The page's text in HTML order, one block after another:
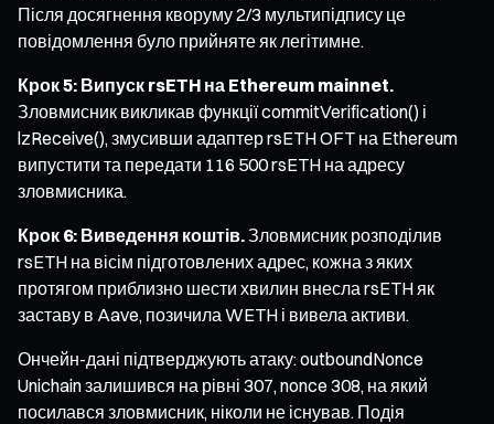
Після досягнення кворуму 2/3 мультипідпису це
повідомлення було прийняте як легітимне.
Крок 5: Випуск rsETH на Ethereum mainnet.
Зловмисник викликав функції commitVerification() і
lzReceive(), змусивши адаптер rsETH OFT на Ethereum
випустити та передати 116 500 rsETH на адресу
зловмисника.
Крок 6: Виведення коштів.Зловмисник розподілив
rsETH на вісім підготовлених адрес, кожна з яких
протягом приблизно шести хвилин внесла rsETH як
заставу в Aave, позичила WETH і вивела активи.
Ончейн-дані підтверджують атаку: outboundNonce
Unichain залишився на рівні 307, nonce 308, на який
посилався зловмисник, ніколи не існував. Подія